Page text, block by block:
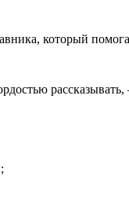
который